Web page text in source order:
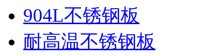
904L不锈钢板
耐高温不锈钢板